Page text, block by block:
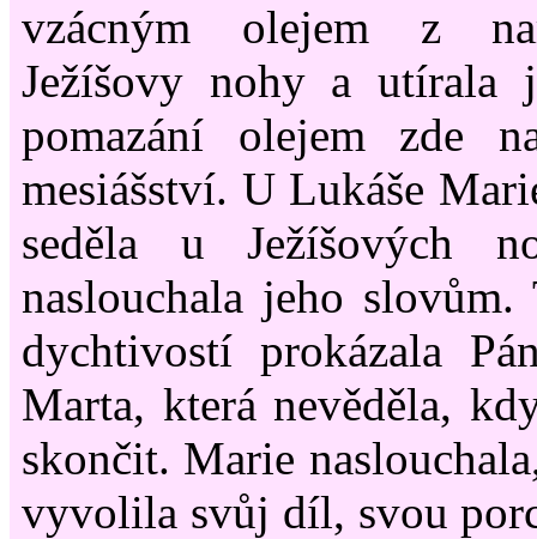
vzácným olejem z
Ježíšovy nohy a utírala
pomazání olejem zde
mesiášství. U Lukáše
seděla u Ježíšových
naslouchala jeho slovům.
dychtivostí prokázala
Marta, která nevěděla,
skončit. Marie
vyvolila svůj díl, svou